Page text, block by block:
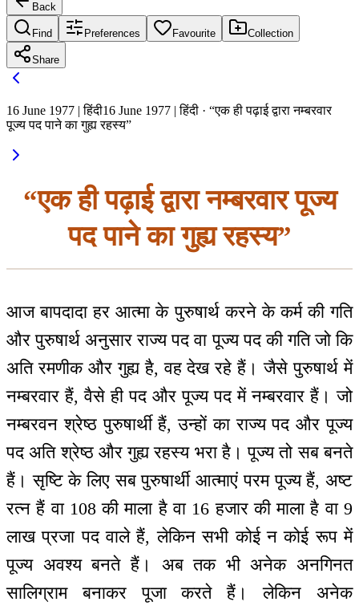
Back
Find Preferences Favourite Collection
Share
16 June 1977 | हिंदी16 June 1977 | हिंदी · “एक ही पढ़ाई द्वारा नम्बरवार
पूज्य पद पाने का गुह्य रहस्य”
“एक ही पढ़ाई द्वारा नम्बरवार पूज्य
पद पाने का गुह्य रहस्य”
आज बापदादा हर आत्मा के पुरुषार्थ करने के कर्म की गति
और पुरुषार्थ अनुसार राज्य पद वा पूज्य पद की गति जो कि
अति रमणीक और गुह्य है, वह देख रहे हैं। जैसे पुरुषार्थ में
नम्बरवार हैं, वैसे ही पद और पूज्य पद में नम्बरवार हैं। जो
नम्बरवन श्रेष्ठ पुरुषार्थी हैं, उन्हों का राज्य पद और पूज्य
पद अति श्रेष्ठ और गुह्य रहस्य भरा है। पूज्य तो सब बनते
हैं। सृष्टि के लिए सब पुरुषार्थी आत्माएं परम पूज्य हैं, अष्ट
रत्न हैं वा 108 की माला है वा 16 हजार की माला है वा 9
लाख प्रजा पद वाले हैं, लेकिन सभी कोई न कोई रूप में
पूज्य अवश्य बनते हैं। अब तक भी अनेक अनगिनत
सालिग्राम बनाकर पूजा करते हैं। लेकिन अनेक